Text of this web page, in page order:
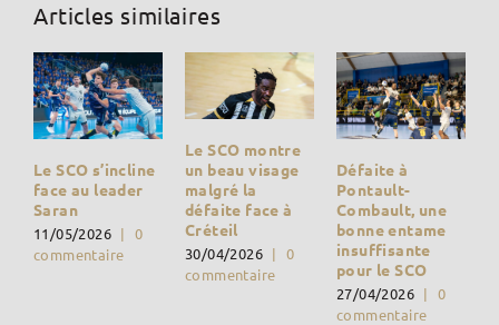
Articles similaires
Le SCO s’incline
face au leader
Saran
11/05/2026 |
0
commentaire
Le SCO montre
un beau visage
malgré la
défaite face à
Créteil
30/04/2026 |
0
commentaire
Défaite à
Pontault-
Combault, une
bonne entame
insuffisante
pour le SCO
27/04/2026 |
0
commentaire